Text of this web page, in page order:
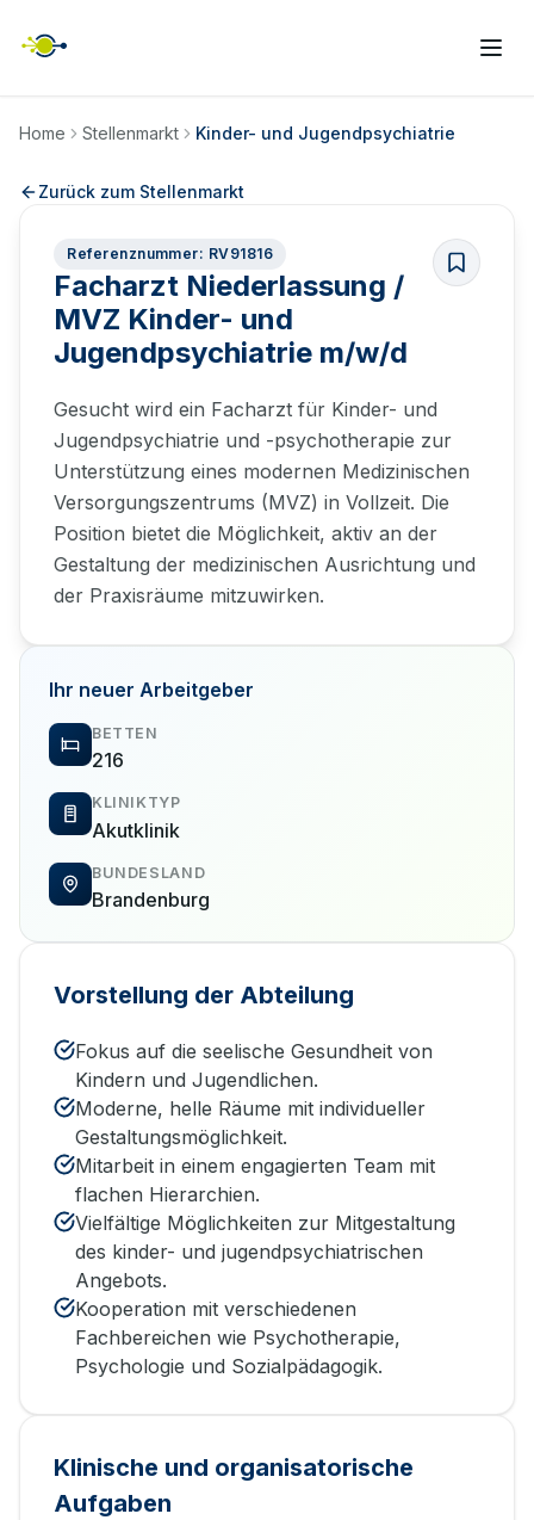
Home Stellenmarkt Kinder- und Jugendpsychiatrie
Zurück zum Stellenmarkt
Referenznummer: RV91816
Facharzt Niederlassung /
MVZ Kinder- und
Jugendpsychiatrie m/w/d
Gesucht wird ein Facharzt für Kinder- und
Jugendpsychiatrie und -psychotherapie zur
Unterstützung eines modernen Medizinischen
Versorgungszentrums (MVZ) in Vollzeit. Die
Position bietet die Möglichkeit, aktiv an der
Gestaltung der medizinischen Ausrichtung und
der Praxisräume mitzuwirken.
Ihr neuer Arbeitgeber
BETTEN
216
KLINIKTYP
Akutklinik
BUNDESLAND
Brandenburg
Vorstellung der Abteilung
Fokus auf die seelische Gesundheit von
Kindern und Jugendlichen.
Moderne, helle Räume mit individueller
Gestaltungsmöglichkeit.
Mitarbeit in einem engagierten Team mit
flachen Hierarchien.
Vielfältige Möglichkeiten zur Mitgestaltung
des kinder- und jugendpsychiatrischen
Angebots.
Kooperation mit verschiedenen
Fachbereichen wie Psychotherapie,
Psychologie und Sozialpädagogik.
Klinische und organisatorische
Aufgaben